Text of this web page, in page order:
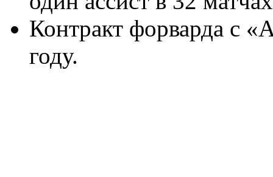
Контракт форварда с
году.